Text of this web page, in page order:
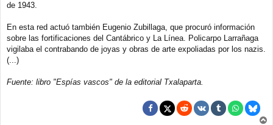
de 1943.
En esta red actuó también Eugenio Zubillaga, que procuró información
sobre las fortificaciones del Cantábrico y La Línea. Policarpo Larrañaga
vigilaba el contrabando de joyas y obras de arte expoliadas por los nazis.
(...)
Fuente: libro "Espías vascos" de la editorial Txalaparta.